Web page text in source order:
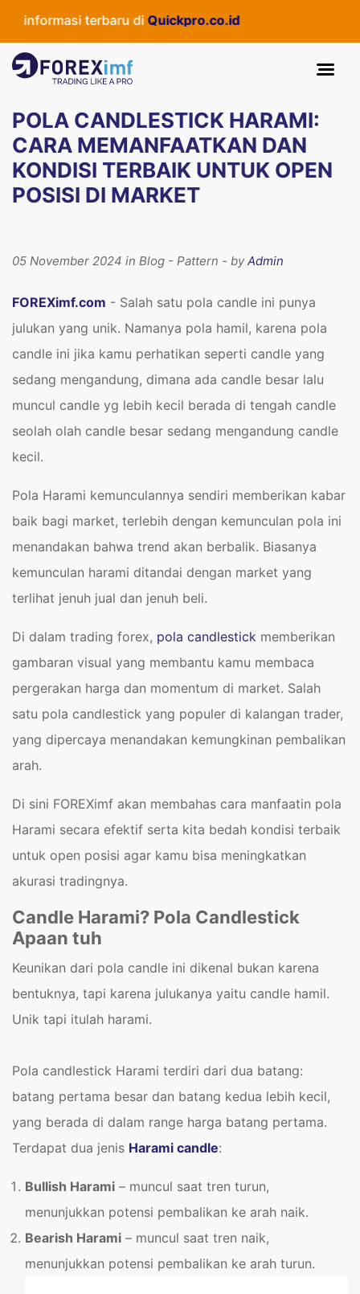
terbaru diQuickpro.co.id
POLA CANDLESTICK HARAMI:
CARA MEMANFAATKAN DAN
KONDISI TERBAIK UNTUK OPEN
POSISI DI MARKET
05 November 2024 in Blog - Pattern - byAdmin
FOREXimf.com - Salah satu pola candle ini punya
julukan yang unik. Namanya pola hamil, karena pola
candle ini jika kamu perhatikan seperti candle yang
sedang mengandung, dimana ada candle besar lalu
muncul candle yg lebih kecil berada di tengah candle
seolah olah candle besar sedang mengandung candle
kecil.
Pola Harami kemunculannya sendiri memberikan kabar
baik bagi market, terlebih dengan kemunculan pola ini
menandakan bahwa trend akan berbalik. Biasanya
kemunculan harami ditandai dengan market yang
terlihat jenuh jual dan jenuh beli.
Di dalam trading forex, pola candlestick memberikan
gambaran visual yang membantu kamu membaca
pergerakan harga dan momentum di market. Salah
satu pola candlestick yang populer di kalangan trader,
yang dipercaya menandakan kemungkinan pembalikan
arah.
Di sini FOREXimf akan membahas cara manfaatin pola
Harami secara efektif serta kita bedah kondisi terbaik
untuk open posisi agar kamu bisa meningkatkan
akurasi tradingnya.
Candle Harami? Pola Candlestick
Apaan tuh
Keunikan dari pola candle ini dikenal bukan karena
bentuknya, tapi karena julukanya yaitu candle hamil.
Unik tapi itulah harami.
Pola candlestick Harami terdiri dari dua batang:
batang pertama besar dan batang kedua lebih kecil,
yang berada di dalam range harga batang pertama.
Terdapat dua jenis Harami candle:
Bullish Harami – muncul saat tren turun,
menunjukkan potensi pembalikan ke arah naik.
Bearish Harami – muncul saat tren naik,
menunjukkan potensi pembalikan ke arah turun.